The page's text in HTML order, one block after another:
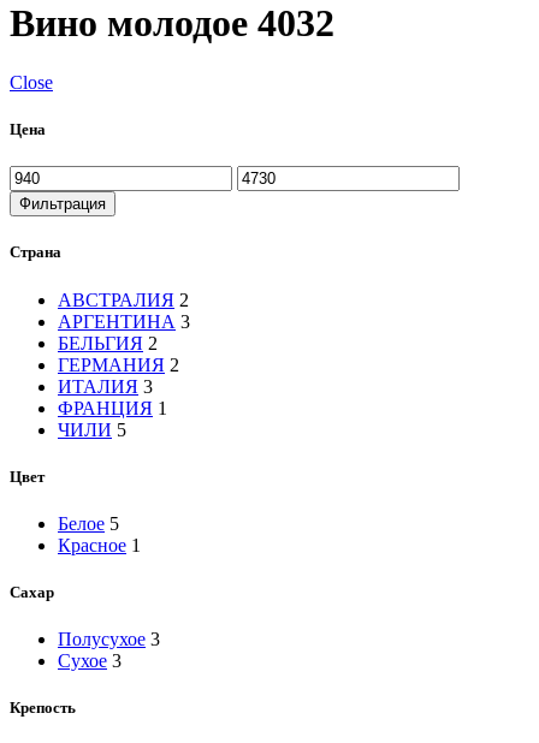
Вино молодое 4032
Close
Цена
Минимальная
цена
Максимальная
цена
Фильтрация
Страна
АВСТРАЛИЯ 2
АРГЕНТИНА 3
БЕЛЬГИЯ 2
ГЕРМАНИЯ 2
ИТАЛИЯ 3
ФРАНЦИЯ 1
ЧИЛИ 5
Цвет
Белое 5
Красное 1
Сахар
Полусухое 3
Сухое 3
Крепость